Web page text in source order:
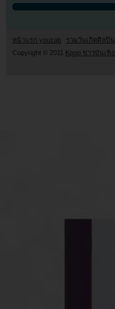
หน้าแรก youzab รวมวันเกิดศิลปิ
Copyright © 2011 Kpop ข่าวบันเทิ